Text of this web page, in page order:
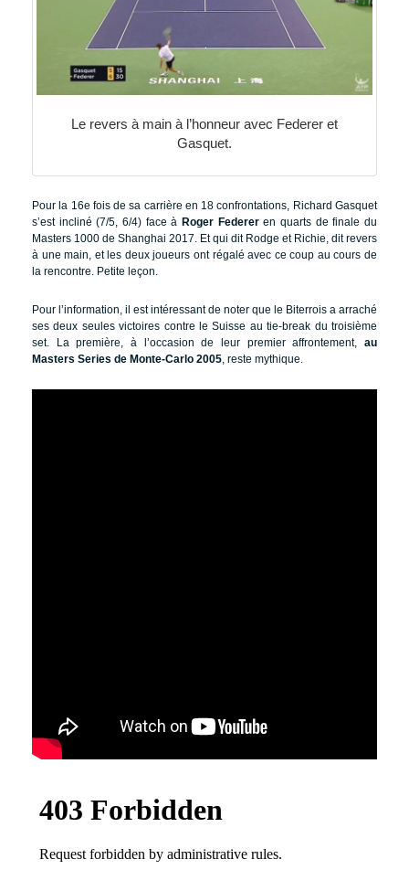
Le revers à main à l’honneur avec Federer et
Gasquet.
Pour la 16e fois de sa carrière en 18 confrontations, Richard Gasquet
s’est incliné (7/5, 6/4) face à Roger Federeren quarts de finale du
Masters 1000 de Shanghai 2017. Et qui dit Rodge et Richie, dit revers
à une main, et les deux joueurs ont régalé avec ce coup au cours de
la rencontre. Petite leçon.
Pour l’information, il est intéressant de noter que le Biterrois a arraché
ses deux seules victoires contre le Suisse au tie-break du troisième
set. La première, à l’occasion de leur premier affrontement, au
Masters Series de Monte-Carlo 2005 , reste mythique.